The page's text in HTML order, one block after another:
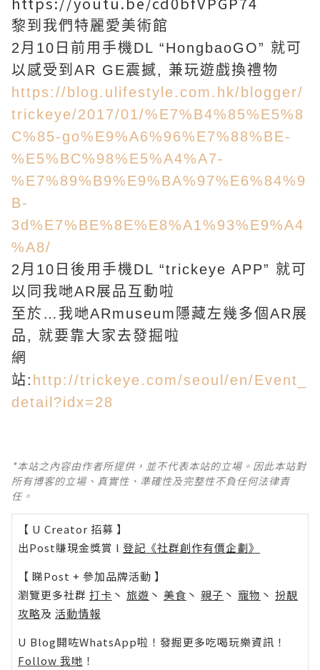
黎到我們特麗愛美術館
2月10日前用手機DL “HongbaoGO” 就可
以感受到AR GE震撼, 兼玩遊戲換禮物
https://blog.ulifestyle.com.hk/blogger/
trickeye/2017/01/%E7%B4%85%E5%8
C%85-go%E9%A6%96%E7%88%BE-
%E5%BC%98%E5%A4%A7-
%E7%89%B9%E9%BA%97%E6%84%9
B-
3d%E7%BE%8E%E8%A1%93%E9%A4
%A8/
2月10日後用手機DL “trickeye APP” 就可
以同我哋AR展品互動啦
至於…我哋ARmuseum隱藏左幾多個AR展
品, 就要靠大家去發掘啦
網
站: http://trickeye.com/seoul/en/Event_
detail?idx=28
*本站之內容由作者所提供，並不代表本站的立場。因此本站對
所有博客的立場、真實性、準確性及完整性不負任何法律責
任。
【 U Creator 招募 】
出Post賺現金獎賞 l 登記《社群創作有價企劃》
【 睇Post + 參加品牌活動 】
瀏覽更多社群 打卡 丶 旅遊 丶 美食 丶 親子 丶 寵物 丶 扮靚
攻略及 活動情報
U Blog開咗WhatsApp啦！發掘更多吃喝玩樂資訊！
Follow 我哋 ！